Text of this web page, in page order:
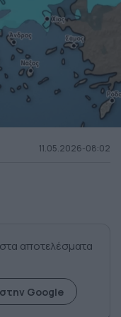
11.05.2026-08:02
αποτελέσματα
Google